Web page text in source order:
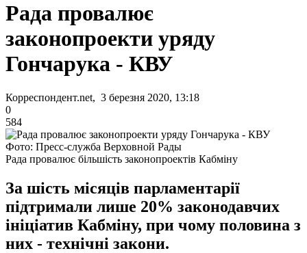
Рада провалює
законопроекти уряду
Гончарука - КВУ
Корреспондент.net, 3 березня 2020, 13:18
0
584
Фото: Пресс-служба Верховной Рады
Рада провалює більшість законопроектів Кабміну
За шість місяців парламентарії
підтримали лише 20% законодавчих
ініціатив Кабміну, при чому половина з
них - технічні закони.